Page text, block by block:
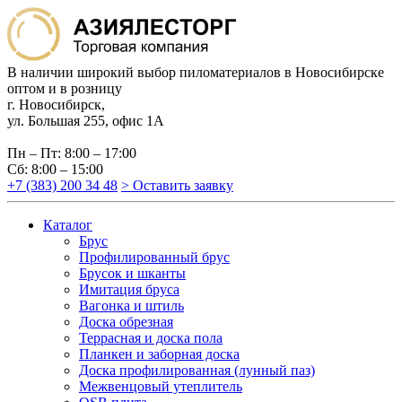
В наличии широкий выбор пиломатериалов в Новосибирске
оптом и в розницу
г. Новосибирск,
ул. Большая 255, офис 1А
Пн – Пт: 8:00 – 17:00
Сб: 8:00 – 15:00
+7 (383) 200 34 48 > Оставить заявку
Каталог
Брус
Профилированный брус
Брусок и шканты
Имитация бруса
Вагонка и штиль
Доска обрезная
Террасная и доска пола
Планкен и заборная доска
Доска профилированная (лунный паз)
Межвенцовый утеплитель